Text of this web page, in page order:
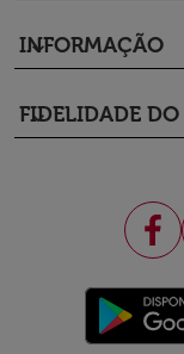
INFORMAÇÃO
keyboard_arrow_down
FIDELIDADE DO
keyboard_arrow_down